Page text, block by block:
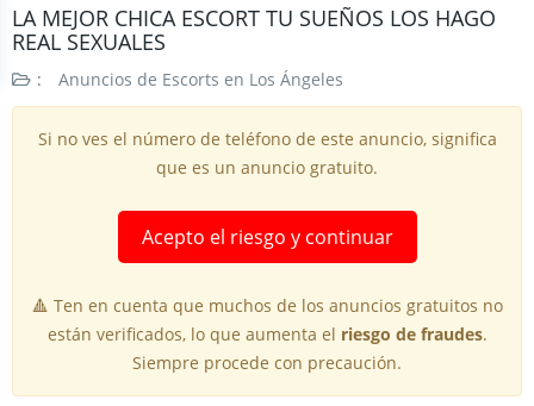
LA MEJOR CHICA ESCORT TU SUEÑOS LOS HAGO
REAL SEXUALES
: Anuncios de Escorts en Los Ángeles
Si no ves el número de teléfono de este anuncio, significa
que es un anuncio gratuito.
Acepto el riesgo y continuar
🔺 Ten en cuenta que muchos de los anuncios gratuitos no
están verificados, lo que aumenta el riesgo de fraudes.
Siempre procede con precaución.